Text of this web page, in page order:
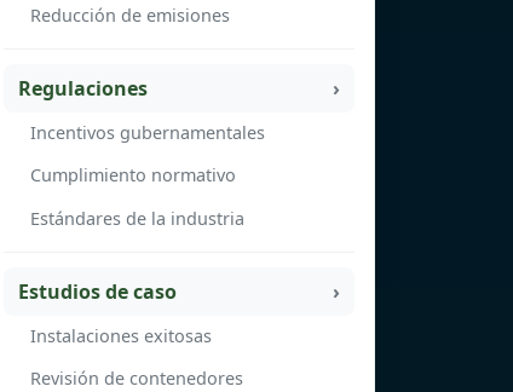
Reducción de emisiones
Regulaciones
Incentivos gubernamentales
Cumplimiento normativo
Estándares de la industria
Estudios de caso
Instalaciones exitosas
Revisión de contenedores